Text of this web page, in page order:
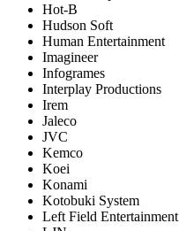
Hot-B
Hudson Soft
Human Entertainment
Imagineer
Infogrames
Interplay Productions
Irem
Jaleco
JVC
Kemco
Koei
Konami
Kotobuki System
Left Field Entertainment